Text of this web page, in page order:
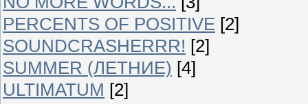
PERCENTS OF POSITIVE [2]
SOUNDCRASHERRR! [2]
SUMMER (ЛЕТНИЕ) [4]
ULTIMATUM [2]